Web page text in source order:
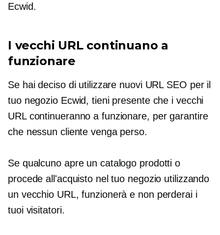
Ecwid.
I vecchi URL continuano a
funzionare
Se hai deciso di utilizzare nuovi URL SEO per il
tuo negozio Ecwid, tieni presente che i vecchi
URL continueranno a funzionare, per garantire
che nessun cliente venga perso.
Se qualcuno apre un catalogo prodotti o
procede all'acquisto nel tuo negozio utilizzando
un vecchio URL, funzionerà e non perderai i
tuoi visitatori.